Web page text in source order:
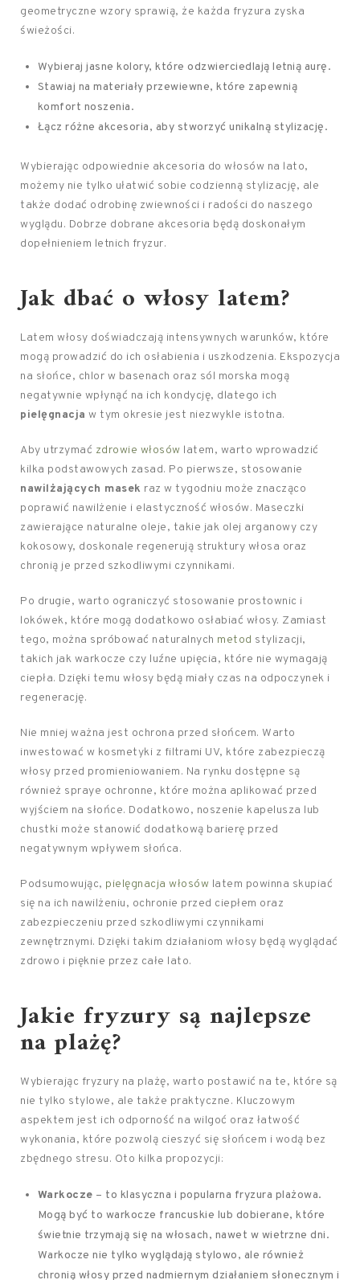
geometryczne wzory sprawią, że każda fryzura zyska
świeżości.
Wybieraj jasne kolory, które odzwierciedlają letnią aurę.
Stawiaj na materiały przewiewne, które zapewnią
komfort noszenia.
Łącz różne akcesoria, aby stworzyć unikalną stylizację.
Wybierając odpowiednie akcesoria do włosów na lato,
możemy nie tylko ułatwić sobie codzienną stylizację, ale
także dodać odrobinę zwiewności i radości do naszego
wyglądu. Dobrze dobrane akcesoria będą doskonałym
dopełnieniem letnich fryzur.
Jak dbać o włosy latem?
Latem włosy doświadczają intensywnych warunków, które
mogą prowadzić do ich osłabienia i uszkodzenia. Ekspozycja
na słońce, chlor w basenach oraz sól morska mogą
negatywnie wpłynąć na ich kondycję, dlatego ich
pielęgnacja w tym okresie jest niezwykle istotna.
Aby utrzymać zdrowie włosów latem, warto wprowadzić
kilka podstawowych zasad. Po pierwsze, stosowanie
nawilżających masek raz w tygodniu może znacząco
poprawić nawilżenie i elastyczność włosów. Maseczki
zawierające naturalne oleje, takie jak olej arganowy czy
kokosowy, doskonale regenerują struktury włosa oraz
chronią je przed szkodliwymi czynnikami.
Po drugie, warto ograniczyć stosowanie prostownic i
lokówek, które mogą dodatkowo osłabiać włosy. Zamiast
tego, można spróbować naturalnych metod stylizacji,
takich jak warkocze czy luźne upięcia, które nie wymagają
ciepła. Dzięki temu włosy będą miały czas na odpoczynek i
regenerację.
Nie mniej ważna jest ochrona przed słońcem. Warto
inwestować w kosmetyki z filtrami UV, które zabezpieczą
włosy przed promieniowaniem. Na rynku dostępne są
również spraye ochronne, które można aplikować przed
wyjściem na słońce. Dodatkowo, noszenie kapelusza lub
chustki może stanowić dodatkową barierę przed
negatywnym wpływem słońca.
Podsumowując, pielęgnacja włosów latem powinna skupiać
się na ich nawilżeniu, ochronie przed ciepłem oraz
zabezpieczeniu przed szkodliwymi czynnikami
zewnętrznymi. Dzięki takim działaniom włosy będą wyglądać
zdrowo i pięknie przez całe lato.
Jakie fryzury są najlepsze
na plażę?
Wybierając fryzury na plażę, warto postawić na te, które są
nie tylko stylowe, ale także praktyczne. Kluczowym
aspektem jest ich odporność na wilgoć oraz łatwość
wykonania, które pozwolą cieszyć się słońcem i wodą bez
zbędnego stresu. Oto kilka propozycji:
Warkocze – to klasyczna i popularna fryzura plażowa.
Mogą być to warkocze francuskie lub dobierane, które
świetnie trzymają się na włosach, nawet w wietrzne dni.
Warkocze nie tylko wyglądają stylowo, ale również
chronią włosy przed nadmiernym działaniem słonecznym i